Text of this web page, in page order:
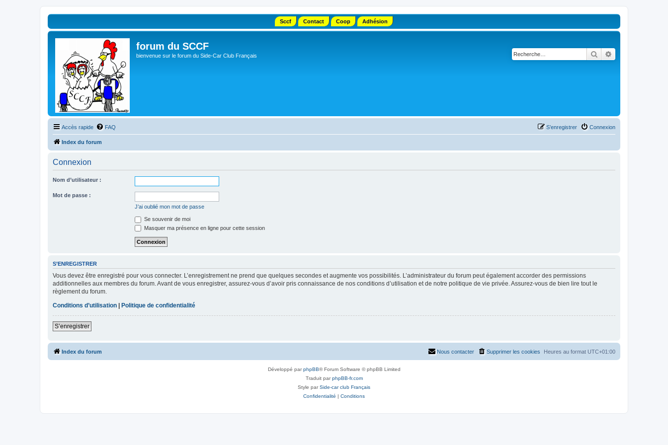
Sccf Contact Coop Adhésion
forum du SCCF
bienvenue sur le forum du Side-Car Club Français Rechercher
Accès rapide FAQ Connexion
S’enregistrer
Index du forum
Connexion
Nom d’utilisateur :
Mot de passe :
J’ai oublié mon mot de passe
Se souvenir de moi
Masquer ma présence en ligne pour cette session
S’ENREGISTRER
Vous devez être enregistré pour vous connecter. L’enregistrement ne prend que quelques secondes et augmente vos possibilités. L’administrateur du forum peut également accorder des permissions
additionnelles aux membres du forum. Avant de vous enregistrer, assurez-vous d’avoir pris connaissance de nos conditions d’utilisation et de notre politique de vie privée. Assurez-vous de bien lire tout le
règlement du forum.
Conditions d’utilisation | Politique de confidentialité
S’enregistrer
Index du forum Heures au format UTC+01:00
Supprimer les cookies
Nous contacter
Développé parphpBB® Forum Software © phpBB Limited
Traduit parphpBB-fr.com
Style parSide-car club Français
Confidentialité | Conditions